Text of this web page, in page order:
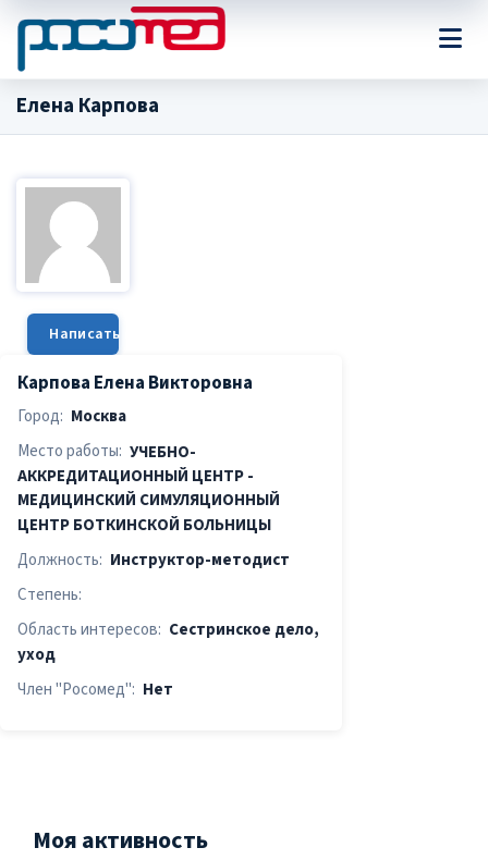
Елена Карпова
Написать сообщение
Карпова Елена Викторовна
Город: Москва
Место работы: УЧЕБНО-
АККРЕДИТАЦИОННЫЙ ЦЕНТР -
МЕДИЦИНСКИЙ СИМУЛЯЦИОННЫЙ
ЦЕНТР БОТКИНСКОЙ БОЛЬНИЦЫ
Должность: Инструктор-методист
Степень:
Область интересов: Сестринское дело,
уход
Член "Росомед": Нет
Моя активность